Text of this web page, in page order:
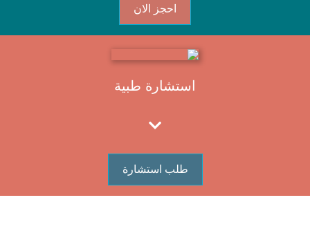
احجز الان
استشارة طبية
طلب استشارة